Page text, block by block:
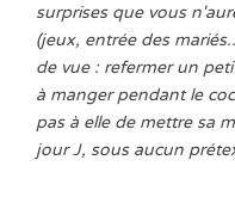
surprises que vous
(jeux, entrée des
de vue : refermer un
à manger pendant le
pas à elle de mettre sa
jour J, sous aucun